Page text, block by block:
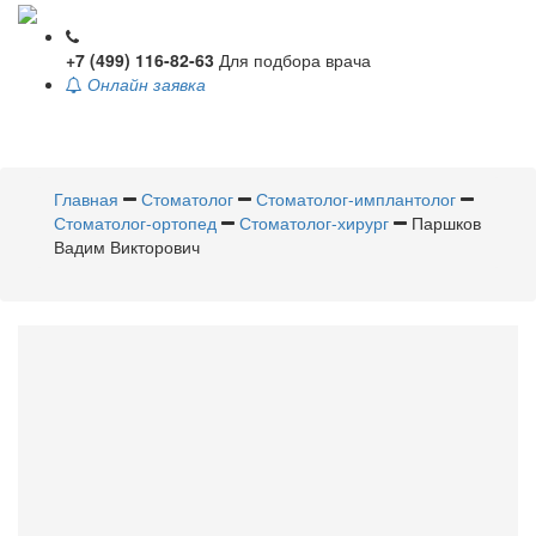
+7 (499) 116-82-63 Для подбора врача
Онлайн заявка
Главная
Стоматолог
Стоматолог-имплантолог
Стоматолог-ортопед
Стоматолог-хирург
Паршков
Вадим Викторович